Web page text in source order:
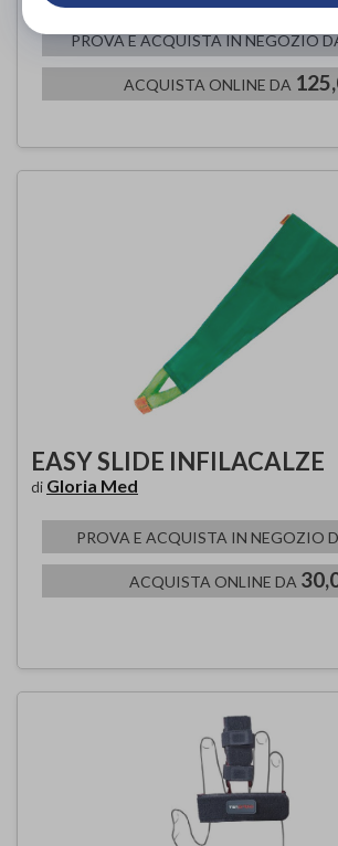
PROVA E ACQUISTA IN NEGOZIO
ACQUISTA ONLINE DA
EASY SLIDE INFILACALZE
di Gloria Med
PROVA E ACQUISTA IN NEGOZIO
ACQUISTA ONLINE DA